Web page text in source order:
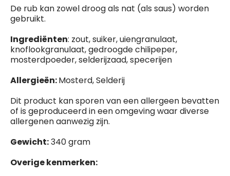
De rub kan zowel droog als nat (als saus) worden
gebruikt.
Ingrediënten: zout, suiker, uiengranulaat,
knoflookgranulaat, gedroogde chilipeper,
mosterdpoeder, selderijzaad, specerijen
Allergieën:Mosterd, Selderij
Dit product kan sporen van een allergeen bevatten
of is geproduceerd in een omgeving waar diverse
allergenen aanwezig zijn.
Gewicht:340 gram
Overige kenmerken: